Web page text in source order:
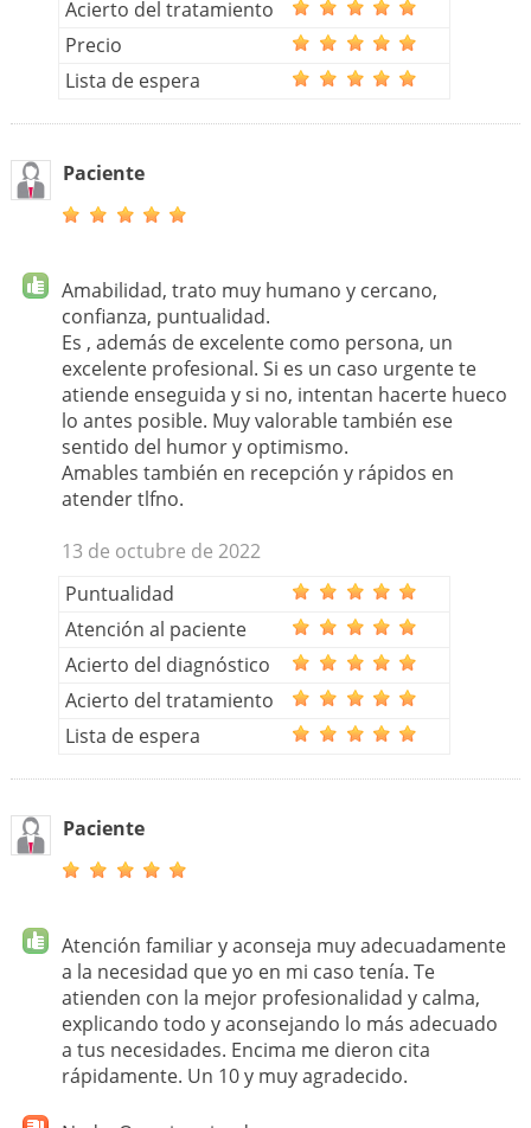
Acierto del tratamiento
Precio
Lista de espera
Paciente
Amabilidad, trato muy humano y cercano,
confianza, puntualidad.
Es , además de excelente como persona, un
excelente profesional. Si es un caso urgente te
atiende enseguida y si no, intentan hacerte hueco
lo antes posible. Muy valorable también ese
sentido del humor y optimismo.
Amables también en recepción y rápidos en
atender tlfno.
13 de octubre de 2022
Puntualidad
Atención al paciente
Acierto del diagnóstico
Acierto del tratamiento
Lista de espera
Paciente
Atención familiar y aconseja muy adecuadamente
a la necesidad que yo en mi caso tenía. Te
atienden con la mejor profesionalidad y calma,
explicando todo y aconsejando lo más adecuado
a tus necesidades. Encima me dieron cita
rápidamente. Un 10 y muy agradecido.